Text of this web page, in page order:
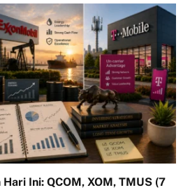
Ini: QCOM, XOM, TMUS (7